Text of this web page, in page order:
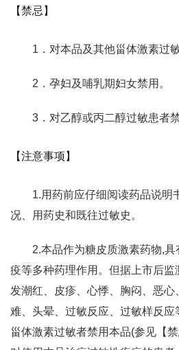
【禁忌】
1．对本品及其他甾体激素过
2．孕妇及哺乳期妇女禁用。
3．对乙醇或丙二醇过敏患者禁
【注意事项】
1.用药前应仔细阅读药品说明
况、用药史和既往过敏史。
2.本品作为糖皮质激素药物,
疫等多种药理作用。但据上市后监
发潮红、皮疹、心悸、胸闷、恶心
难、头晕、过敏反应、过敏样反
甾体激素过敏者禁用本品(参见【禁